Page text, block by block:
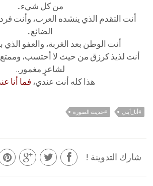
من كل شيء..
أنت التقدم الذي ينشده العرب، وأنت
الضائع..
أنت الوطن بعد الغربة، والعفو الذي
أنت لذيذ كرزق من حيث لا أحتسب،
لشاعرٍ مغمور..
هذا كله أنت عندي، فما أنا
#أنا_أيني #حديث الصورة
شارك التدوينة !